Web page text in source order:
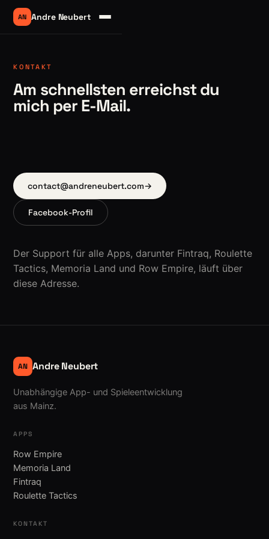
AN Andre Neubert
KONTAKT
Am schnellsten erreichst du
mich per E-Mail.
contact@andreneubert.com→
Facebook-Profil
Der Support für alle Apps, darunter Fintraq, Roulette
Tactics, Memoria Land und Row Empire, läuft über
diese Adresse.
AN Andre Neubert
Unabhängige App- und Spieleentwicklung
aus Mainz.
APPS
Row Empire
Memoria Land
Fintraq
Roulette Tactics
KONTAKT